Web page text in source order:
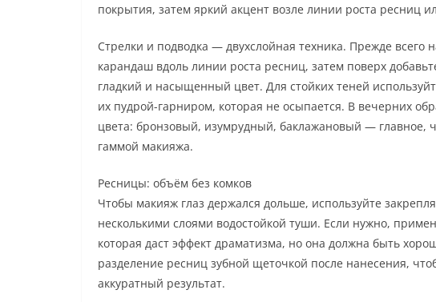
покрытия, затем яркий акцент возле линии роста ресниц
Стрелки и подводка — двухслойная техника. Прежде всего
карандаш вдоль линии роста ресниц, затем поверх
гладкий и насыщенный цвет. Для стойких теней
их пудрой-гарниром, которая не осыпается. В вечерних
цвета: бронзовый, изумрудный, баклажановый — главное,
гаммой макияжа.
Ресницы: объём без комков
Чтобы макияж глаз держался дольше, используйте
несколькими слоями водостойкой туши. Если нужно,
которая даст эффект драматизма, но она должна быть
разделение ресниц зубной щеточкой после нанесения,
аккуратный результат.